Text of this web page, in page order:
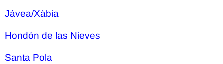
Jávea/Xàbia
Hondón de las Nieves
Santa Pola